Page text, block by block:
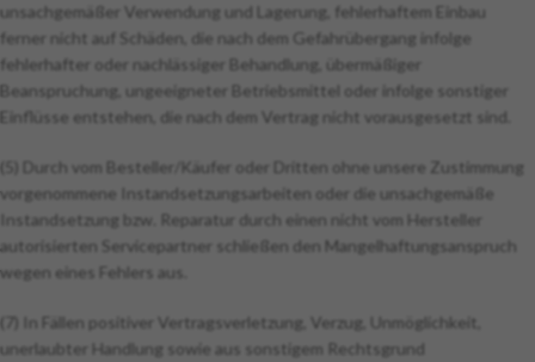
unsachgemäßer Verwendung und Lagerung, fehlerhaftem Einbau
ferner nicht auf Schäden, die nach dem Gefahrübergang infolge
fehlerhafter oder nachlässiger Behandlung, übermäßiger
Beanspruchung, ungeeigneter Betriebsmittel oder infolge sonstiger
Einflüsse entstehen, die nach dem Vertrag nicht vorausgesetzt sind.
(5) Durch vom Besteller/Käufer oder Dritten ohne unsere Zustimmung
vorgenommene Instandsetzungsarbeiten oder die unsachgemäße
Instandsetzung bzw. Reparatur durch einen nicht vom Hersteller
autorisierten Servicepartner schließen den Mangelhaftungsanspruch
wegen eines Fehlers aus.
(7) In Fällen positiver Vertragsverletzung, Verzug, Unmöglichkeit,
unerlaubter Handlung sowie aus sonstigem Rechtsgrund